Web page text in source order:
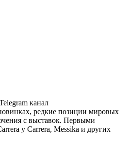
канал
редкие позиции мировых
с выставок. Первыми
y Carrera, Messika и других